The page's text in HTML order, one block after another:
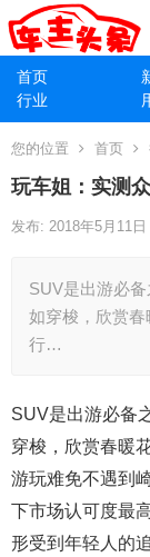
首页
行业
您的位置 首页
玩车姐：实测
发布: 2018年5月11日
SUV是出游必
如穿梭，欣赏
行…
SUV是出游必备
穿梭，欣赏春暖
游玩难免不遇到
下市场认可度最
形受到年轻人的